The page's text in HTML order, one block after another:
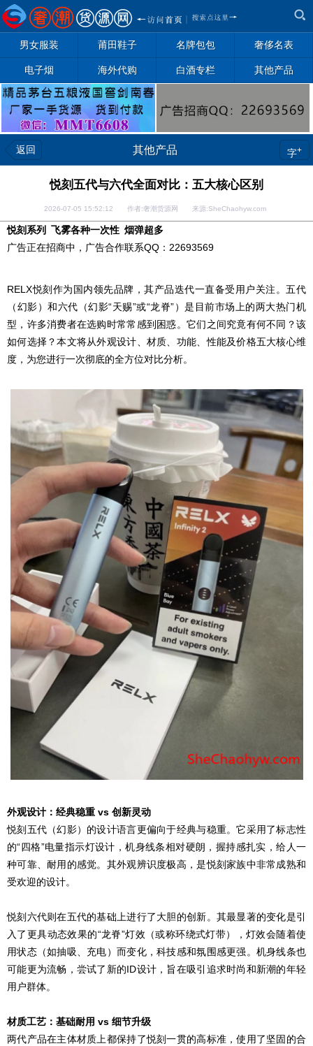
男女服装 莆田鞋子 名牌包包 奢侈名表
电子烟 海外代购 白酒专栏 其他产品
返回 其他产品 字+
悦刻五代与六代全面对比：五大核心区别
2026-07-05 15:52:12 作者:奢潮货源网 来源:SheChaohyw.com
悦刻系列 飞雾各种一次性 烟弹超多
广告正在招商中，广告合作联系QQ：22693569
RELX悦刻作为国内领先品牌，其产品迭代一直备受用户关注。五代
（幻影）和六代（幻影“天赐”或“龙脊”）是目前市场上的两大热门机
型，许多消费者在选购时常常感到困惑。它们之间究竟有何不同？该
如何选择？本文将从外观设计、材质、功能、性能及价格五大核心维
度，为您进行一次彻底的全方位对比分析。
外观设计：经典稳重 vs 创新灵动
悦刻五代（幻影）的设计语言更偏向于经典与稳重。它采用了标志性
的“四格”电量指示灯设计，机身线条相对硬朗，握持感扎实，给人一
种可靠、耐用的感觉。其外观辨识度极高，是悦刻家族中非常成熟和
受欢迎的设计。
悦刻六代则在五代的基础上进行了大胆的创新。其最显著的变化是引
入了更具动态效果的“龙脊”灯效（或称环绕式灯带），灯效会随着使
用状态（如抽吸、充电）而变化，科技感和氛围感更强。机身线条也
可能更为流畅，尝试了新的ID设计，旨在吸引追求时尚和新潮的年轻
用户群体。
材质工艺：基础耐用 vs 细节升级
两代产品在主体材质上都保持了悦刻一贯的高标准，使用了坚固的合